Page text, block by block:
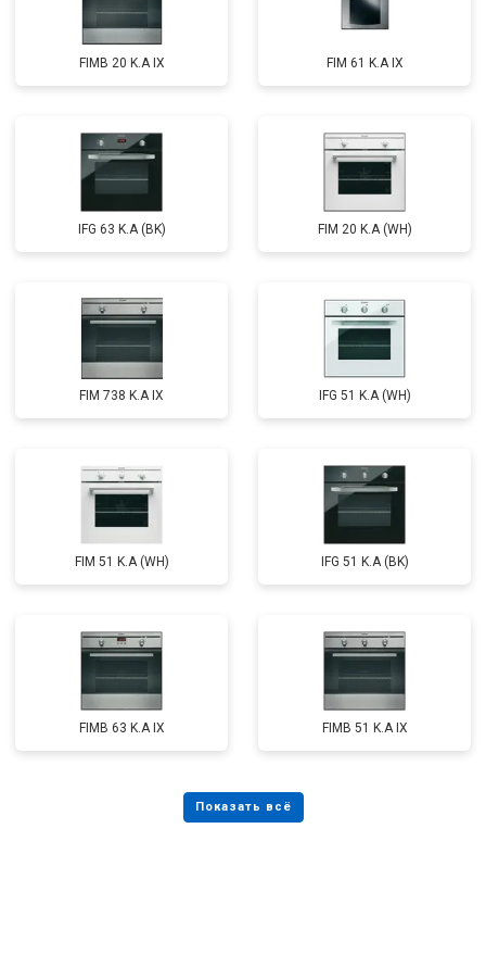
FIMB 20 K.A IX FIM 61 K.A IX
IFG 63 K.A (BK) FIM 20 K.A (WH)
FIM 738 K.A IX IFG 51 K.A (WH)
FIM 51 K.A (WH) IFG 51 K.A (BK)
FIMB 63 K.A IX FIMB 51 K.A IX